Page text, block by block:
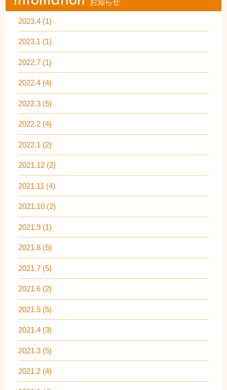
2023.4 (1)
2023.1 (1)
2022.7 (1)
2022.4 (4)
2022.3 (5)
2022.2 (4)
2022.1 (2)
2021.12 (2)
2021.11 (4)
2021.10 (2)
2021.9 (1)
2021.8 (5)
2021.7 (5)
2021.6 (2)
2021.5 (5)
2021.4 (3)
2021.3 (5)
2021.2 (4)